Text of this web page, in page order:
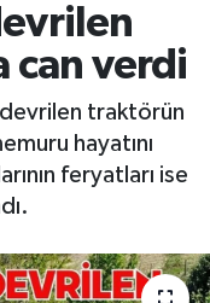
can verdi
traktörün
hayatını
feryatları ise